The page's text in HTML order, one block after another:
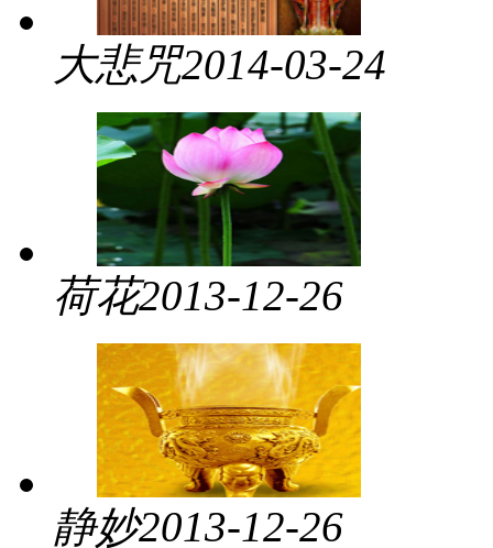
大悲咒2014-03-24
荷花2013-12-26
静妙2013-12-26